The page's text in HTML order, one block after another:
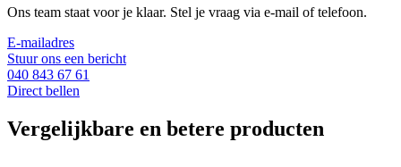
Ons team staat voor je klaar. Stel je vraag via e-mail of telefoon.
E-mailadres
Stuur ons een bericht
040 843 67 61
Direct bellen
Vergelijkbare en betere producten